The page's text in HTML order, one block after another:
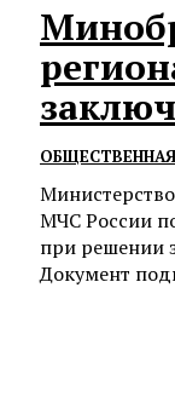
МЧС России
при решении
Документ